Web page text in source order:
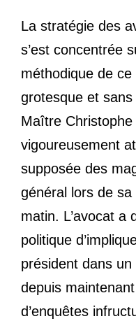
La stratégie des
s’est concentrée
méthodique de ce
grotesque et
Maître
vigoureusement
supposée des
général lors de
matin. L’avocat a
politique
président dans un
depuis
d’enquêtes